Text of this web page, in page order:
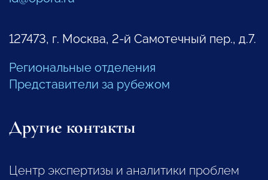
127473, г. Москва, 2-й Самотечный пер., д.7.
Региональные отделения
Представители за рубежом
Другие контакты
Центр экспертизы и аналитики проблем